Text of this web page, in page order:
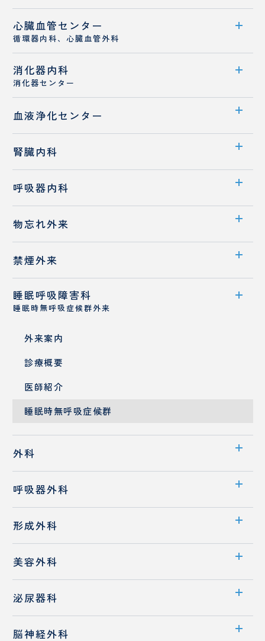
診療科案内
医師紹介
心臓血管センター
循環器内科、心臓血管外科
センター案内
心臓血管外科
消化器内科
消化器センター
センター案内
医師紹介
消化器内科
血液浄化センター
センター案内
透析室のご案内
腎臓内科
診療科案内
診療概要
呼吸器内科
診療科案内
診療概要
物忘れ外来
外来案内
医師紹介
禁煙外来
外来案内
睡眠呼吸障害科
睡眠時無呼吸症候群外来
外来案内
診療概要
医師紹介
睡眠時無呼吸症候群
外科
診療科案内
医師紹介
消化器外科
呼吸器外科
診療科案内
診療概要
形成外科
診療科案内
診療概要
フットケア外来
美容外科
診療科案内
医師紹介
泌尿器科
診療科案内
脳神経外科